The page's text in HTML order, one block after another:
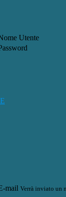
Utente
mail Verrà inviato un